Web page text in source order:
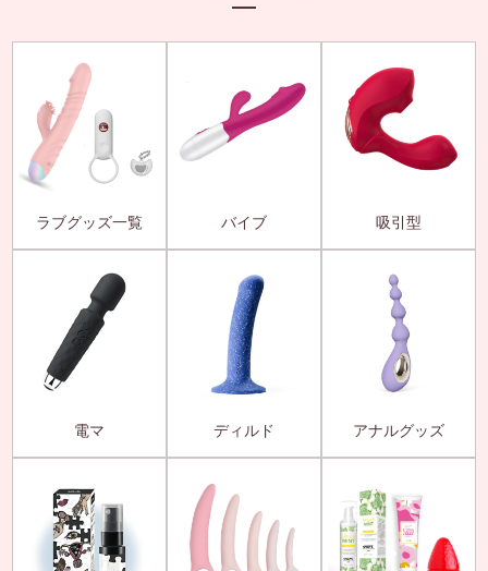
ラブグッズ一覧 バイブ 吸引型
電マ ディルド アナルグッズ